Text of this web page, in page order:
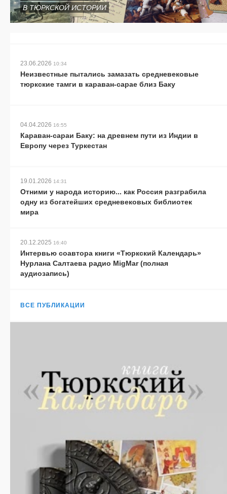
В ТЮРКСКОЙ ИСТОРИИ
23.06.2026 10:34
Неизвестные пытались замазать средневековые
тюркские тамги в караван-сарае близ Баку
04.04.2026 16:55
Караван-сараи Баку: на древнем пути из Индии в
Европу через Туркестан
19.01.2026 14:31
Отними у народа историю... как Россия разграбила
одну из богатейших средневековых библиотек
мира
20.12.2025 16:40
Интервью соавтора книги «Тюркский Календарь»
Нурлана Салтаева радио MigMar (полная
аудиозапись)
ВСЕ ПУБЛИКАЦИИ